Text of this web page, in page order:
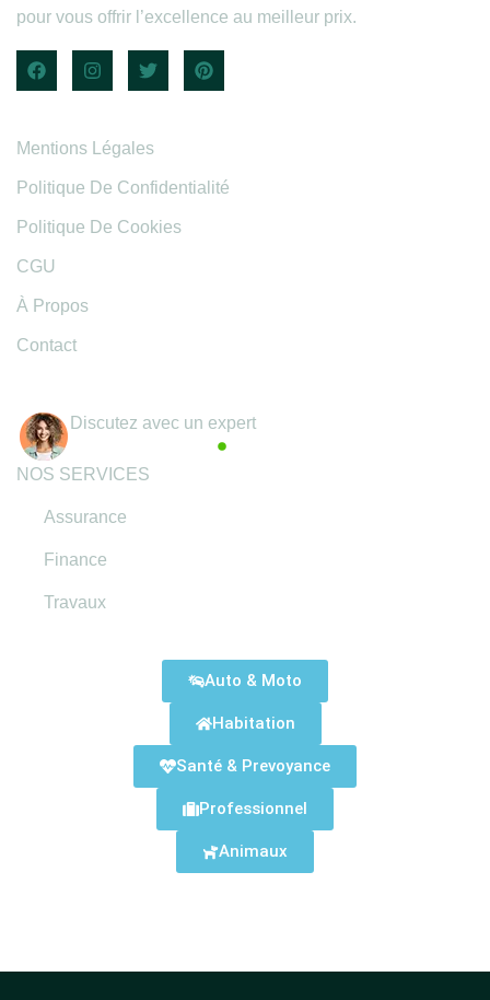
pour vous offrir l’excellence au meilleur prix.
Mentions Légales
Politique De Confidentialité
Politique De Cookies
CGU
À Propos
Contact
Discutez avec un expert
NOS SERVICES
Assurance
Finance
Travaux
Auto & Moto
Habitation
Santé & Prevoyance
Professionnel
Animaux